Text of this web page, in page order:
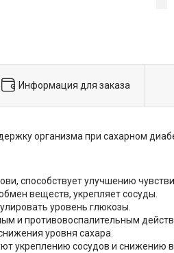
Информация для заказа
организма при сахарном
способствует улучшению
веществ, укрепляет сосуды.
уровень глюкозы.
и противовоспалительным
уровня сахара.
укреплению сосудов и снижению